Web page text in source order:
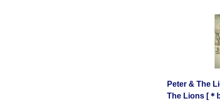
Peter & The
The Lions [＊